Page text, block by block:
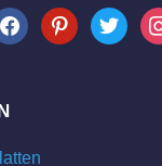
pinteresttwitter